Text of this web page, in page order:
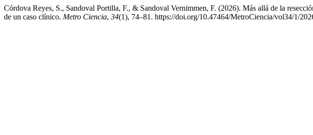
Córdova Reyes, S., Sandoval Portilla, F., & Sandoval Vernimmen, F. (2026). Más allá de la
de un caso clínico. Metro Ciencia, 34(1), 74–81. https://doi.org/10.47464/MetroCiencia/vol34/1/